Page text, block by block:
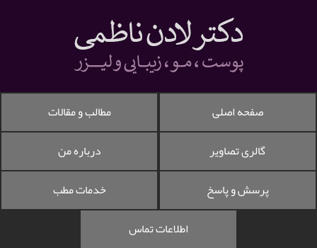
صفحه اصلی
مطالب و مقالات
گالری تصاویر
درباره من
پرسش و پاسخ
خدمات مطب
اطلاعات تماس